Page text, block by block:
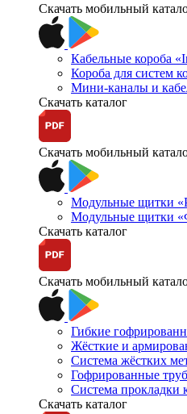
Скачать мобильный
Кабельные короба
Короба для систем
Мини-каналы и
Скачать каталог
Скачать мобильный
Модульные щитки
Модульные щитки
Скачать каталог
Скачать мобильный
Гибкие
Жёсткие и
Система жёстких
Гофрированные
Система прокладки
Скачать каталог